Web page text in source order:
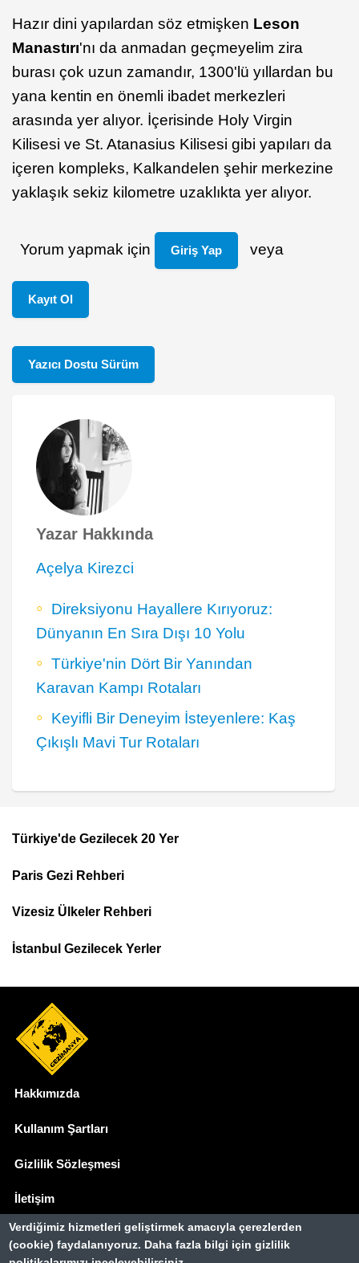
Hazır dini yapılardan söz etmişken Leson
Manastırı'nı da anmadan geçmeyelim zira
burası çok uzun zamandır, 1300'lü yıllardan bu
yana kentin en önemli ibadet merkezleri
arasında yer alıyor. İçerisinde Holy Virgin
Kilisesi ve St. Atanasius Kilisesi gibi yapıları da
içeren kompleks, Kalkandelen şehir merkezine
yaklaşık sekiz kilometre uzaklıkta yer alıyor.
Yorum yapmak için Giriş Yap veya
Kayıt Ol
Yazıcı Dostu Sürüm
Yazar Hakkında
Açelya Kirezci
Direksiyonu Hayallere Kırıyoruz:
Dünyanın En Sıra Dışı 10 Yolu
Türkiye'nin Dört Bir Yanından
Karavan Kampı Rotaları
Keyifli Bir Deneyim İsteyenlere: Kaş
Çıkışlı Mavi Tur Rotaları
Top
Menu
Türkiye'de Gezilecek 20 Yer
Paris Gezi Rehberi
Vizesiz Ülkeler Rehberi
İstanbul Gezilecek Yerler
Hakkımızda
Kullanım Şartları
Gizlilik Sözleşmesi
İletişim
Basında Biz
Verdiğimiz hizmetleri geliştirmek amacıyla çerezlerden
(cookie) faydalanıyoruz. Daha fazla bilgi için gizlilik